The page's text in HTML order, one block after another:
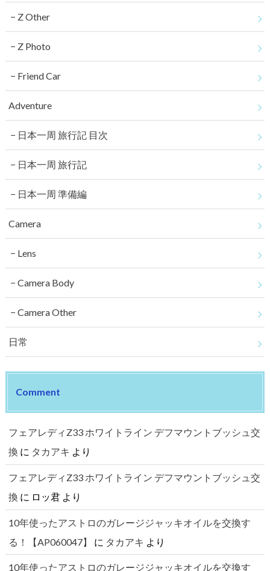
Z Other
Z Photo
Friend Car
Adventure
日本一周 旅行記 目次
日本一周 旅行記
日本一周 準備編
Camera
Lens
Camera Body
Camera Other
日常
Comment
フェアレディZ33 ホワイトライン デフマウントブッシュ交
換 に タカアキ より
フェアレディZ33 ホワイトライン デフマウントブッシュ交
換 に ロッ君より
10年使ったアストロのガレージジャッキオイルを交換す
る！【AP060047】
に タカアキ より
10年使ったアストロのガレージジャッキオイルを交換す